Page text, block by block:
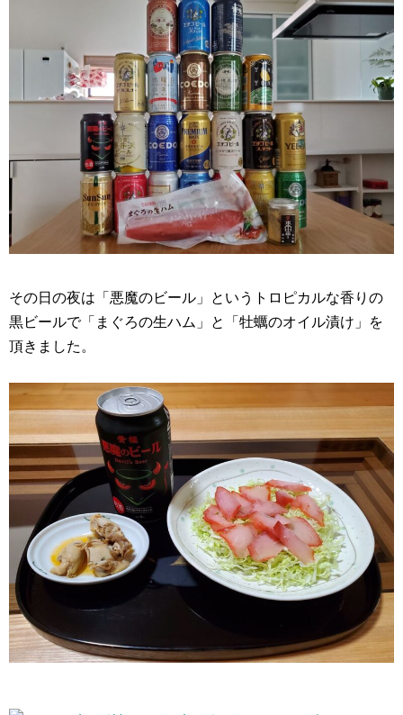
その日の夜は「悪魔のビール」というトロピカルな香りの
黒ビールで「まぐろの生ハム」と「牡蠣のオイル漬け」を
頂きました。